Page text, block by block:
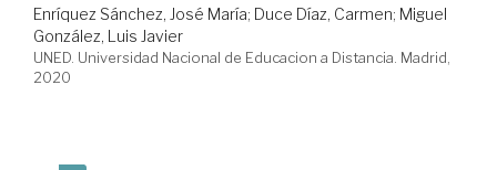
Enríquez Sánchez, José María; Duce Díaz, Carmen; Miguel
González, Luis Javier
UNED. Universidad Nacional de Educacion a Distancia. Madrid,
2020